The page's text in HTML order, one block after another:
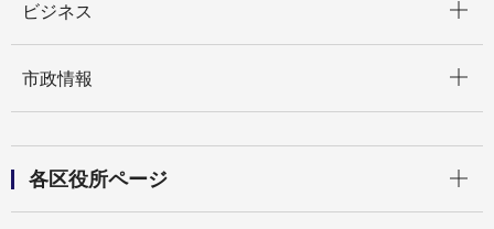
ビジネス
市政情報
各区役所ページ